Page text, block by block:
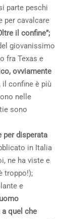
parte peschi
per cavalcare
il confine”;
giovanissimo
fra Texas e
ovviamente
confine è più
nelle
sono
per disperata
in Italia
ne ha viste e
troppo!);
e
quel che